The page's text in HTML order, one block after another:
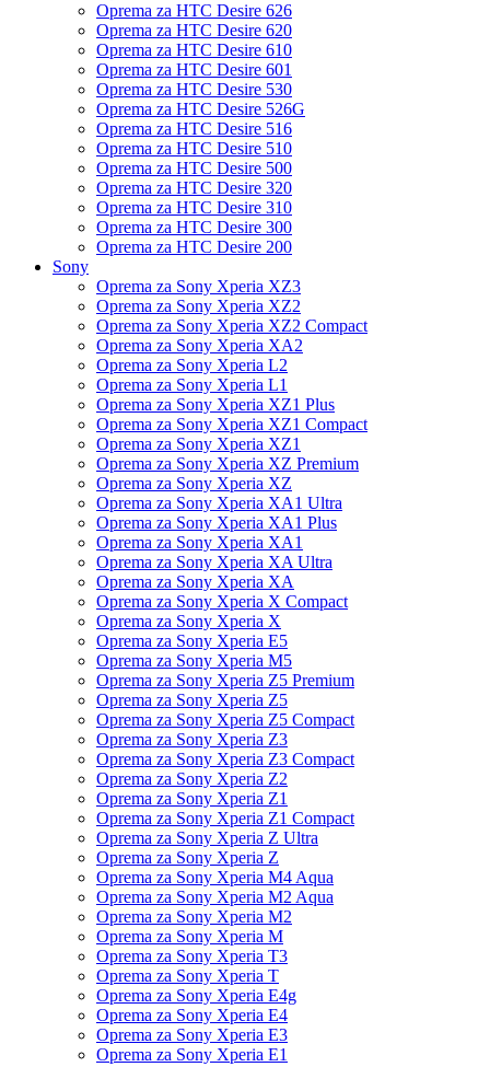
Oprema za HTC Desire 626
Oprema za HTC Desire 620
Oprema za HTC Desire 610
Oprema za HTC Desire 601
Oprema za HTC Desire 530
Oprema za HTC Desire 526G
Oprema za HTC Desire 516
Oprema za HTC Desire 510
Oprema za HTC Desire 500
Oprema za HTC Desire 320
Oprema za HTC Desire 310
Oprema za HTC Desire 300
Oprema za HTC Desire 200
Sony
Oprema za Sony Xperia XZ3
Oprema za Sony Xperia XZ2
Oprema za Sony Xperia XZ2 Compact
Oprema za Sony Xperia XA2
Oprema za Sony Xperia L2
Oprema za Sony Xperia L1
Oprema za Sony Xperia XZ1 Plus
Oprema za Sony Xperia XZ1 Compact
Oprema za Sony Xperia XZ1
Oprema za Sony Xperia XZ Premium
Oprema za Sony Xperia XZ
Oprema za Sony Xperia XA1 Ultra
Oprema za Sony Xperia XA1 Plus
Oprema za Sony Xperia XA1
Oprema za Sony Xperia XA Ultra
Oprema za Sony Xperia XA
Oprema za Sony Xperia X Compact
Oprema za Sony Xperia X
Oprema za Sony Xperia E5
Oprema za Sony Xperia M5
Oprema za Sony Xperia Z5 Premium
Oprema za Sony Xperia Z5
Oprema za Sony Xperia Z5 Compact
Oprema za Sony Xperia Z3
Oprema za Sony Xperia Z3 Compact
Oprema za Sony Xperia Z2
Oprema za Sony Xperia Z1
Oprema za Sony Xperia Z1 Compact
Oprema za Sony Xperia Z Ultra
Oprema za Sony Xperia Z
Oprema za Sony Xperia M4 Aqua
Oprema za Sony Xperia M2 Aqua
Oprema za Sony Xperia M2
Oprema za Sony Xperia M
Oprema za Sony Xperia T3
Oprema za Sony Xperia T
Oprema za Sony Xperia E4g
Oprema za Sony Xperia E4
Oprema za Sony Xperia E3
Oprema za Sony Xperia E1